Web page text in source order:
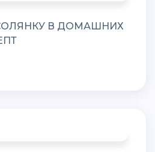
В ДОМАШНИХ